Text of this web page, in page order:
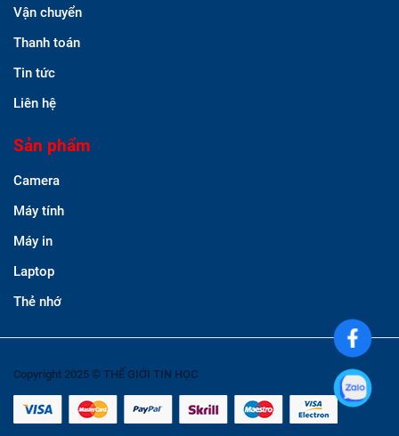
Vận chuyển
Thanh toán
Tin tức
Liên hệ
Sản phẩm
Camera
Máy tính
Máy in
Laptop
Thẻ nhớ
Copyright 2025 © THẾ GIỚI TIN HỌC